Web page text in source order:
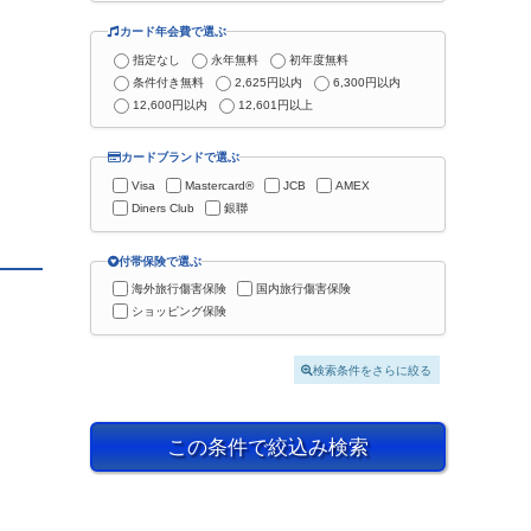
カード年会費で選ぶ
指定なし 永年無料
初年度無料
条件付き無料
2,625円以内
6,300円以内
12,600円以内
12,601円以上
カードブランドで選ぶ
Visa Mastercard® JCB
AMEX
Diners Club
銀聯
付帯保険で選ぶ
海外旅行傷害保険
国内旅行傷害保険
ショッピング保険
検索条件をさらに絞る
この条件で絞込み検索